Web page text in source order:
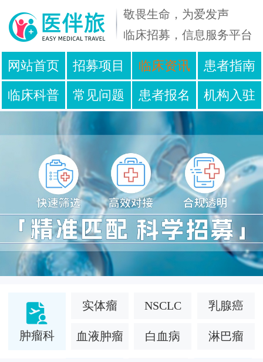
敬畏生命，为爱发声
临床招募，信息服务平台
免
费
咨
询
电
400
-
001
-
2811
在
线
人
工
客
09:00
~
23:00
网站首页 招募项目 临床资讯
患者指南
临床科普
常见问题 患者报名
机构入驻
服务声明
联系我们
肿瘤科
实体瘤 NSCLC 乳腺癌
血液肿瘤 白血病 淋巴瘤